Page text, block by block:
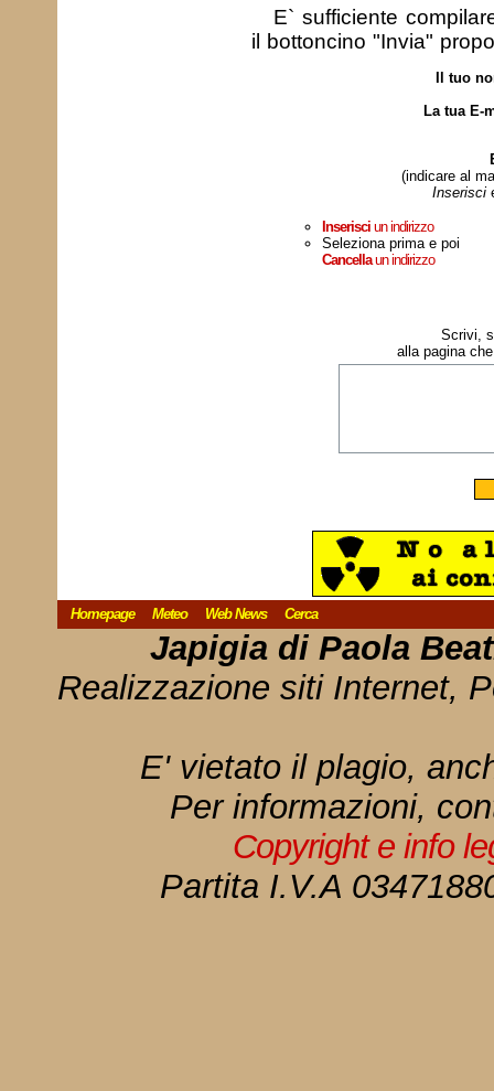
E` sufficiente
il bottoncino "Invia"
Il tuo
La tua E-
(indicare al
Inserisci
Inserisciun indirizzo
Seleziona prima e poi
Cancellaun indirizzo
Scrivi,
alla pagina
Homepage Meteo Web News Cerca
Japigia di Paola
Realizzazione siti Internet,
E' vietato il plagio,
Per informazioni,
Copyright e info
Partita I.V.A